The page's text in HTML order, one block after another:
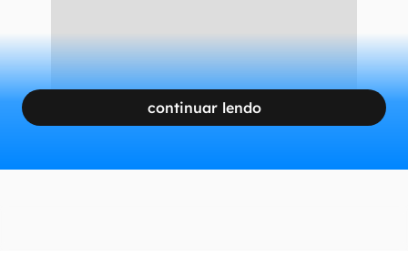
continuar lendo